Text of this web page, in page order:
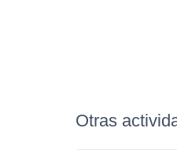
Otras